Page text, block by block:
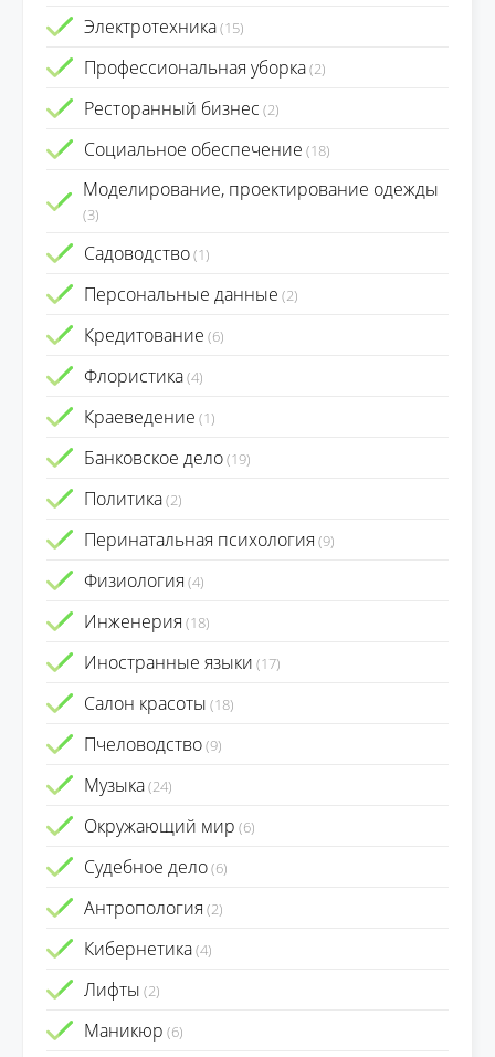
Электротехника(15)
Профессиональная уборка(2)
Ресторанный бизнес (2)
Социальное обеспечение (18)
Моделирование, проектирование одежды
(3)
Садоводство(1)
Персональные данные (2)
Кредитование (6)
Флористика(4)
Краеведение (1)
Банковское дело(19)
Политика(2)
Перинатальная психология (9)
Физиология (4)
Инженерия (18)
Иностранные языки (17)
Салон красоты (18)
Пчеловодство(9)
Музыка(24)
Окружающий мир (6)
Судебное дело(6)
Антропология (2)
Кибернетика(4)
Лифты (2)
Маникюр (6)